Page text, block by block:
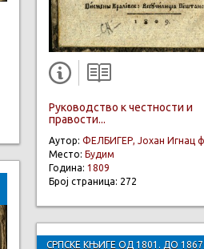
Руководство к честности и
правости...
Аутор: ФЕЛБИГЕР, Јохан Игнац
Место: Будим
Година: 1809
Број страница: 272
СРПСКЕ КЊИГЕ ОД 1801. ДО 1867.